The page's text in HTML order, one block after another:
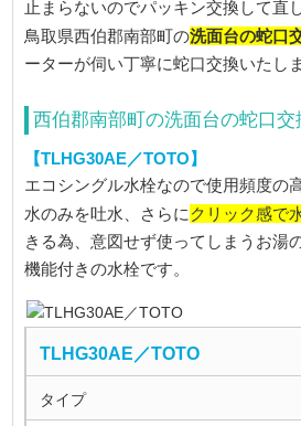
止まらないのでパッキン交換して直
鳥取県西伯郡南部町の洗面台の蛇口
ーターが伺い丁寧に蛇口交換いたし
西伯郡南部町の洗面台の蛇口
【TLHG30AE／TOTO】
エコシングル水栓なので使用頻度の
水のみを吐水、さらに クリック感で
きる為、意図せず使ってしまうお湯
機能付きの水栓です。
TLHG30AE／TOTO
タイプ